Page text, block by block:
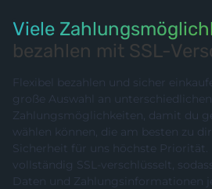
Viele
bezahlen mit SSL-
Flexibel bezahlen und sicher
große Auswahl an unterschiedlichen
Zahlungsmöglichkeiten, damit du genau die Methode
wählen können, die am besten zu
Sicherheit für uns höchste Priorität. Unsere Website ist
vollständig SSL-verschlüsselt,
Daten und Zahlungsinformationen jederzeit zuverlässig